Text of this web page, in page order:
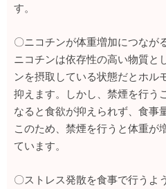
す。
〇ニコチンが体重増加につなが
ニコチンは依存性の高い物質と
ンを摂取している状態だとホル
抑えます。しかし、禁煙を行う
なると食欲が抑えられず、食事
このため、禁煙を行うと体重が
ています。
〇ストレス発散を食事で行うよ